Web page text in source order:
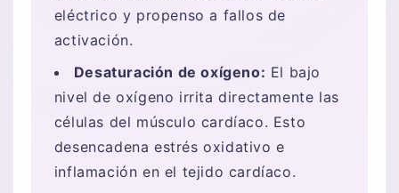
eléctrico y propenso a fallos de
activación.
Desaturación de oxígeno: El bajo
nivel de oxígeno irrita directamente las
células del músculo cardíaco. Esto
desencadena estrés oxidativo e
inflamación en el tejido cardíaco.